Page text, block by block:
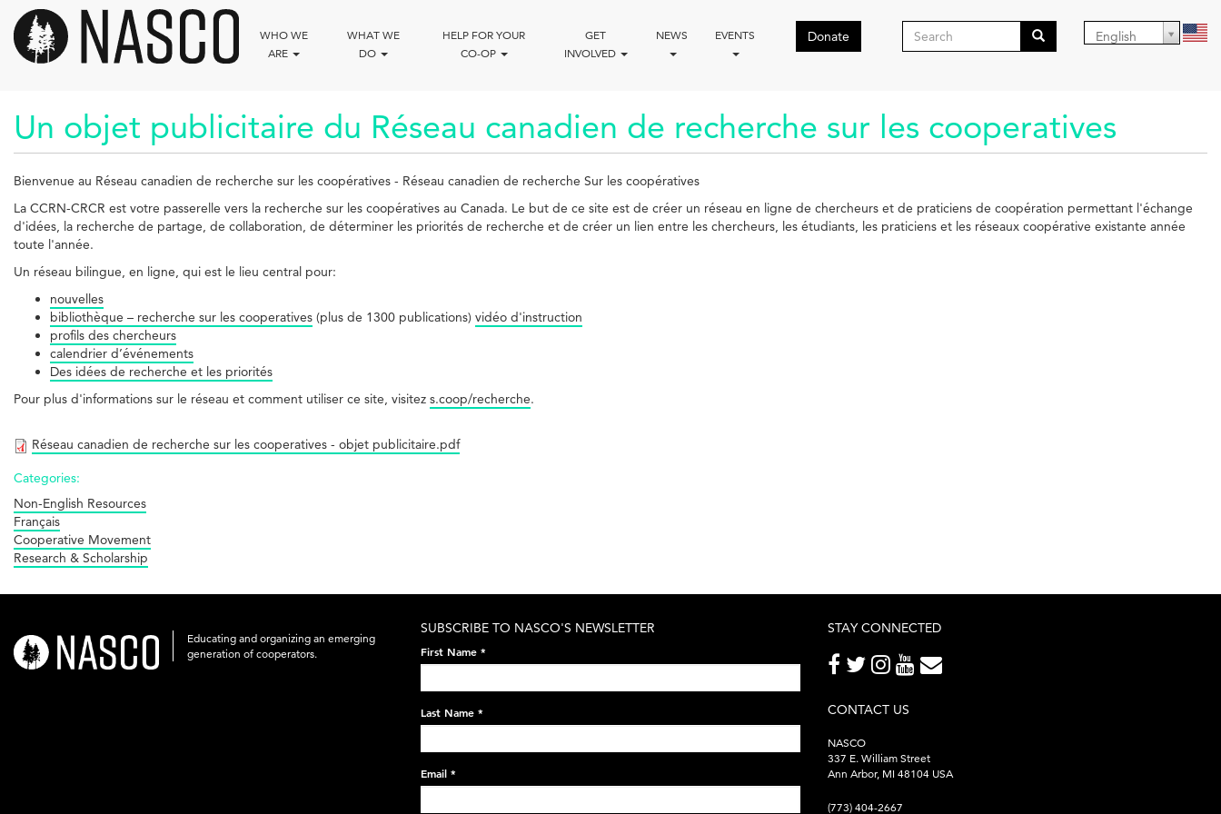
main
content
WHO WE
ARE
WHAT WE
DO
HELP FOR YOUR
CO-OP
GET
INVOLVED
NEWS EVENTS Donate
Search
English
Un objet publicitaire du Réseau canadien de recherche sur les cooperatives
Bienvenue au Réseau canadien de recherche sur les coopératives - Réseau canadien de recherche Sur les coopératives
La CCRN-CRCR est votre passerelle vers la recherche sur les coopératives au Canada. Le but de ce site est de créer un réseau en ligne de chercheurs et de praticiens de coopération permettant l'échange
d'idées, la recherche de partage, de collaboration, de déterminer les priorités de recherche et de créer un lien entre les chercheurs, les étudiants, les praticiens et les réseaux coopérative existante année
toute l'année.
Un réseau bilingue, en ligne, qui est le lieu central pour:
nouvelles
bibliothèque – recherche sur les cooperatives (plus de 1300 publications) vidéo d'instruction
profils des chercheurs
calendrier d’événements
Des idées de recherche et les priorités
Pour plus d'informations sur le réseau et comment utiliser ce site, visitez s.coop/recherche.
Réseau canadien de recherche sur les cooperatives - objet publicitaire.pdf
Categories:
Non-English Resources
Français
Cooperative Movement
Research & Scholarship
nasco-
logo-
Educating and organizing an emerging
generation of cooperators.
SUBSCRIBE TO NASCO'S NEWSLETTER
First Name *
Last Name *
Email *
STAY CONNECTED
CONTACT US
NASCO
337 E. William Street
Ann Arbor, MI 48104 USA
(773) 404-2667